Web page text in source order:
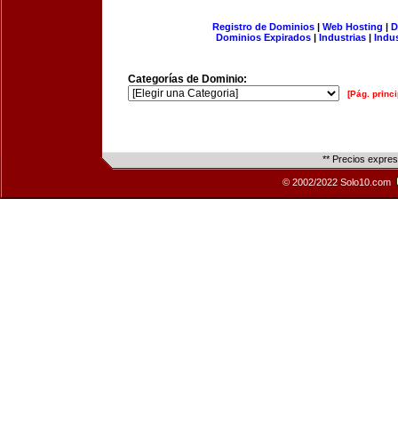
Registro de Dominios| Web Hosting |
Dominios Expirados | Industrias |
Categorías de Dominio:
[Pág.
** Precios
© 2002/2022 Solo10.com